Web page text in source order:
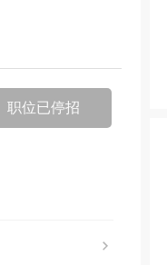
职位已停招